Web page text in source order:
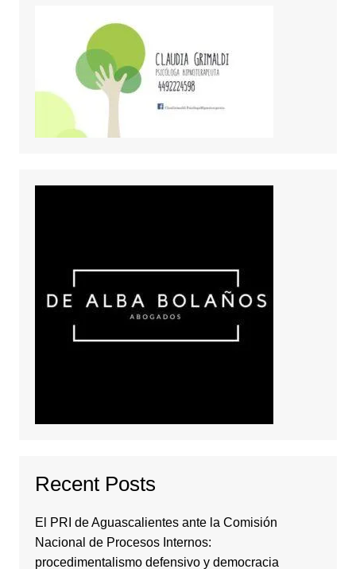
Recent Posts
El PRI de Aguascalientes ante la Comisión
Nacional de Procesos Internos:
procedimentalismo defensivo y democracia